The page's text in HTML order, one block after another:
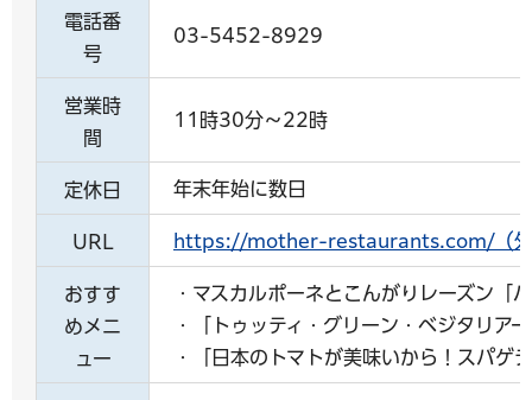
電話番
号
03-5452-8929
営業時
間
11時30分～22時
定休日 年末年始に数日
URL https://mother-restaurants.com/（外
おすす
めメニ
ュー
・マスカルポーネとこんがりレーズン「
・「トゥッティ・グリーン・ベジタリア
・「日本のトマトが美味いから！スパゲ